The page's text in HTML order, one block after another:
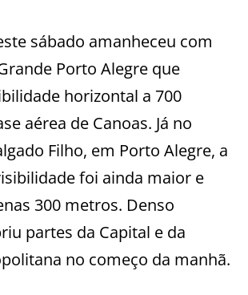
sábado amanheceu com
Porto Alegre que
horizontal a 700
aérea de Canoas. Já no
Filho, em Porto Alegre, a
foi ainda maior e
300 metros. Denso
partes da Capital e da
no começo da manhã.